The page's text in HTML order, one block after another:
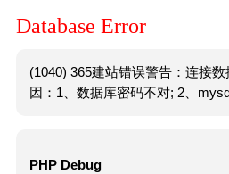
Database Error
(1040) 365建站错误警告：连接
因：1、数据库密码不对; 2、
PHP Debug